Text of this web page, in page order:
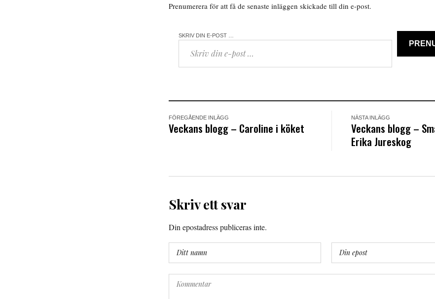
Prenumerera för att få de senaste inläggen skickade till din e-post.
SKRIV DIN E-POST …
FÖREGÅENDE INLÄGG
Veckans blogg – Caroline i köket
NÄSTA INLÄGG
Veckans blogg –
Erika Jureskog
Skriv ett svar
Din epostadress publiceras inte.